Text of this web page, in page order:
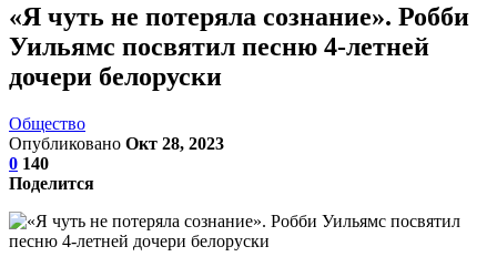
«Я чуть не потеряла сознание». Робби
Уильямс посвятил песню 4-летней
дочери белоруски
Общество
Опубликовано Окт 28, 2023
0 140
Поделится